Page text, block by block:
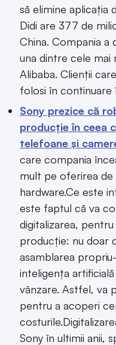
să elimine aplicația
Didi are 377 de
China. Compania a
una dintre cele mai
Alibaba. Clienții
folosi în continuare
Sony prezice că
producție în ceea
telefoane și
care compania
mult pe oferirea de
hardware.Ce este
este faptul că va
digitalizarea,
producție: nu doar
asamblarea
inteligența
vânzare. Astfel, va
pentru a acoperi
Sony în ultimii anii,